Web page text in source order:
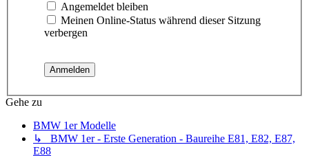
Angemeldet bleiben
Meinen Online-Status während dieser Sitzung
verbergen
Gehe zu
BMW 1er Modelle
↳ BMW 1er - Erste Generation - Baureihe E81, E82, E87,
E88